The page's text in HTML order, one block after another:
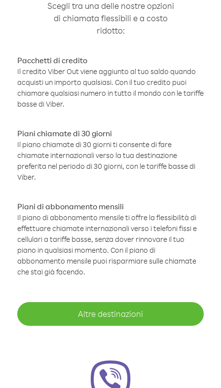
Scegli tra una delle nostre opzioni
di chiamata flessibili e a costo
ridotto:
Pacchetti di credito
Il credito Viber Out viene aggiunto al tuo saldo quando
acquisti un importo qualsiasi. Con il tuo credito puoi
chiamare qualsiasi numero in tutto il mondo con le tariffe
basse di Viber.
Piani chiamate di 30 giorni
Il piano chiamate di 30 giorni ti consente di fare
chiamate internazionali verso la tua destinazione
preferita nel periodo di 30 giorni, con le tariffe basse di
Viber.
Piani di abbonamento mensili
Il piano di abbonamento mensile ti offre la flessibilità di
effettuare chiamate internazionali verso i telefoni fissi e
cellulari a tariffe basse, senza dover rinnovare il tuo
piano in qualsiasi momento. Con il piano di
abbonamento mensile puoi risparmiare sulle chiamate
che stai già facendo.
Altre destinazioni